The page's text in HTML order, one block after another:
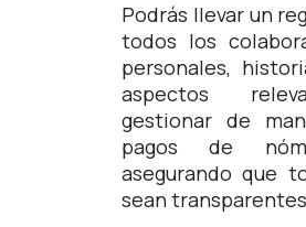
Podrás llevar un
todos los
personales,
aspectos
gestionar de
pagos de
asegurando que
sean